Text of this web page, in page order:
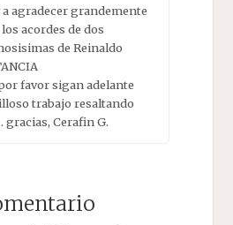
agradecer grandemente
acordes de dos
de Reinaldo
favor sigan adelante
trabajo resaltando
gracias, Cerafin G.